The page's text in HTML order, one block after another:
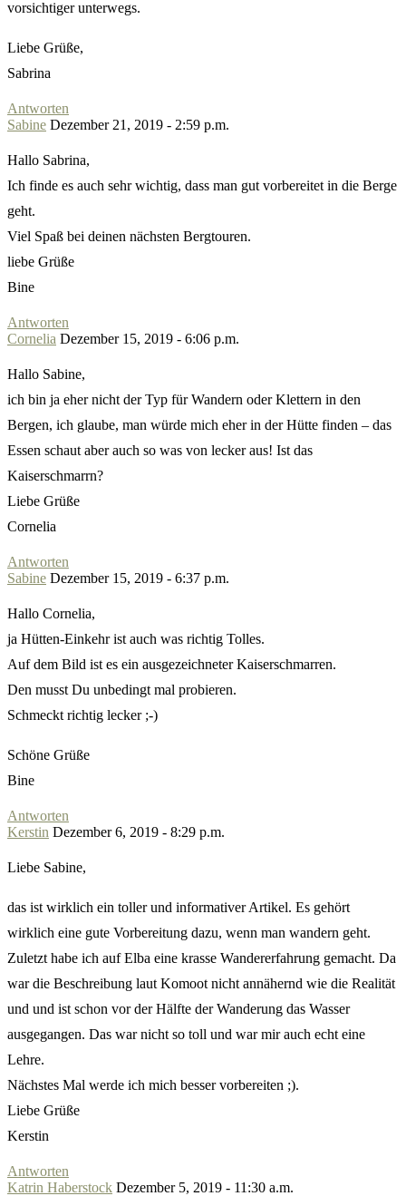
vorsichtiger unterwegs.
Liebe Grüße,
Sabrina
Antworten
Sabine Dezember 21, 2019 - 2:59 p.m.
Hallo Sabrina,
Ich finde es auch sehr wichtig, dass man gut vorbereitet in die Berge
geht.
Viel Spaß bei deinen nächsten Bergtouren.
liebe Grüße
Bine
Antworten
Cornelia Dezember 15, 2019 - 6:06 p.m.
Hallo Sabine,
ich bin ja eher nicht der Typ für Wandern oder Klettern in den
Bergen, ich glaube, man würde mich eher in der Hütte finden – das
Essen schaut aber auch so was von lecker aus! Ist das
Kaiserschmarrn?
Liebe Grüße
Cornelia
Antworten
Sabine Dezember 15, 2019 - 6:37 p.m.
Hallo Cornelia,
ja Hütten-Einkehr ist auch was richtig Tolles.
Auf dem Bild ist es ein ausgezeichneter Kaiserschmarren.
Den musst Du unbedingt mal probieren.
Schmeckt richtig lecker ;-)
Schöne Grüße
Bine
Antworten
Kerstin Dezember 6, 2019 - 8:29 p.m.
Liebe Sabine,
das ist wirklich ein toller und informativer Artikel. Es gehört
wirklich eine gute Vorbereitung dazu, wenn man wandern geht.
Zuletzt habe ich auf Elba eine krasse Wandererfahrung gemacht. Da
war die Beschreibung laut Komoot nicht annähernd wie die Realität
und und ist schon vor der Hälfte der Wanderung das Wasser
ausgegangen. Das war nicht so toll und war mir auch echt eine
Lehre.
Nächstes Mal werde ich mich besser vorbereiten ;).
Liebe Grüße
Kerstin
Antworten
Katrin Haberstock Dezember 5, 2019 - 11:30 a.m.